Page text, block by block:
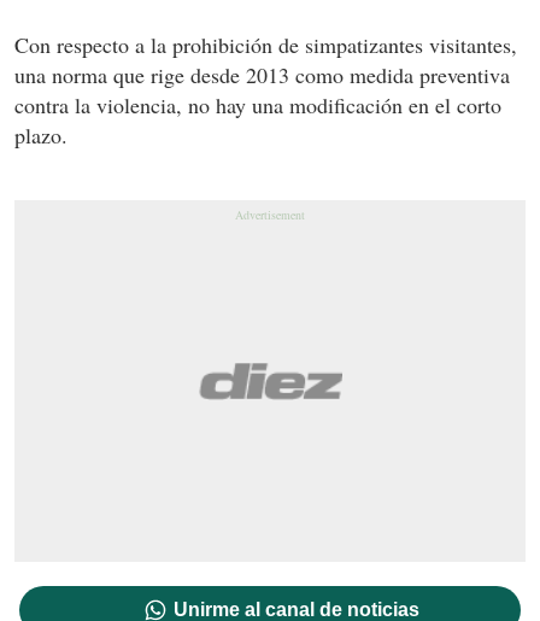
Con respecto a la prohibición de simpatizantes visitantes,
una norma que rige desde 2013 como medida preventiva
contra la violencia, no hay una modificación en el corto
plazo.
Unirme al canal de noticias